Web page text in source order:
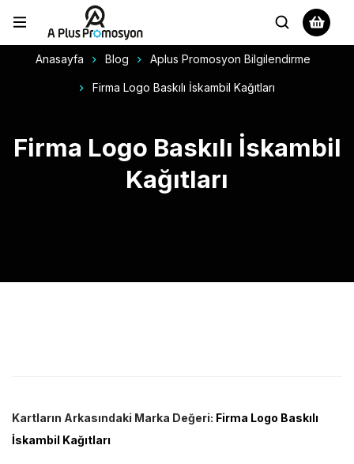
Anasayfa Blog Aplus Promosyon Bilgilendirme
Firma Logo Baskılı İskambil Kağıtları
Firma Logo Baskılı İskambil
Kağıtları
Kartların Arkasındaki Marka Değeri: Firma Logo Baskılı
İskambil Kağıtları